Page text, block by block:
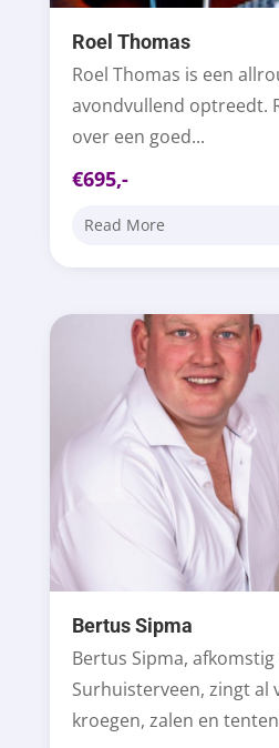
Roel Thomas
Roel Thomas is een
avondvullend optreedt.
over een goed...
€695,-
Read More
Bertus Sipma
Bertus Sipma,
Surhuisterveen, zingt al
kroegen, zalen en